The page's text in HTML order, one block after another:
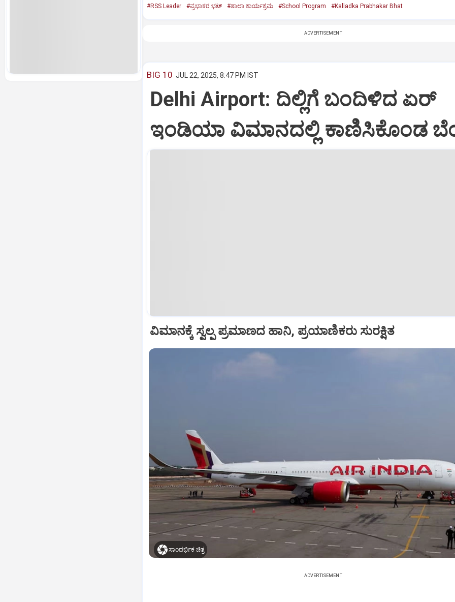
#RSS Leader #ಪ್ರಭಾಕರ ಭಟ್‌ #ಶಾಲಾ ಕಾರ್ಯಕ್ರಮ #School Program #Kalladka Prabhakar Bhat
ADVERTISEMENT
BIG 10 JUL 22, 2025, 8:47 PM IST
Delhi Airport: ದಿಲ್ಲಿಗೆ ಬಂದಿಳಿದ ಏರ್‌
ಇಂಡಿಯಾ ವಿಮಾನದಲ್ಲಿ ಕಾಣಿಸಿಕೊಂಡ
ವಿಮಾನಕ್ಕೆ ಸ್ವಲ್ಪ ಪ್ರಮಾಣದ ಹಾನಿ, ಪ್ರಯಾಣಿಕರು ಸುರಕ್ಷಿತ
ಸಾಂದರ್ಭಿಕ ಚಿತ್ರ
ADVERTISEMENT